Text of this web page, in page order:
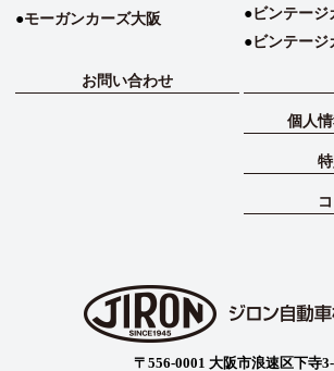
モーガンカーズ大阪
ビンテージ
ビンテージ
お問い合わせ
個人
〒556-0001 大阪市浪速区下寺